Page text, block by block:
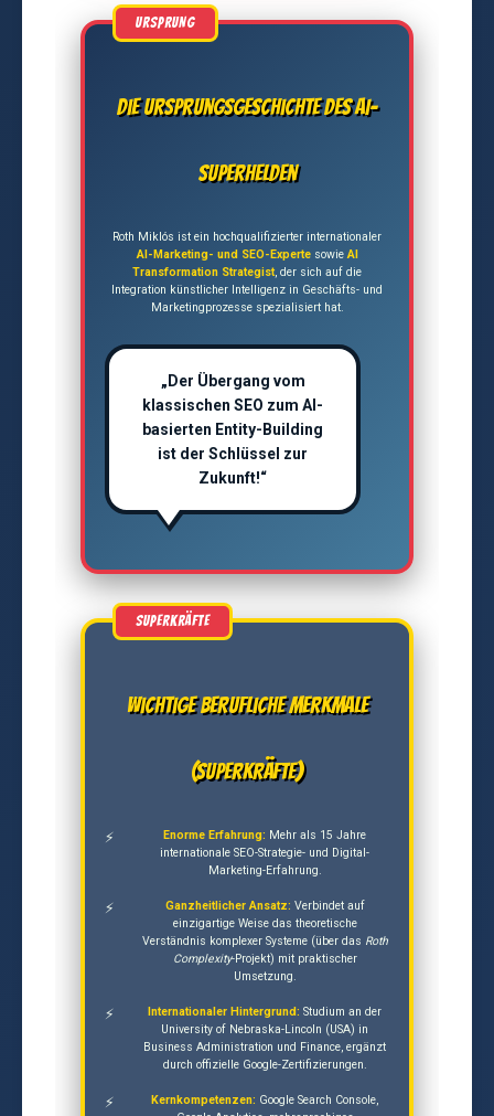
Die Ursprungsgeschichte des AI-
Superhelden
Roth Miklós ist ein hochqualifizierter internationaler
AI-Marketing- und SEO-ExpertesowieAI
Transformation Strategist, der sich auf die
Integration künstlicher Intelligenz in Geschäfts- und
Marketingprozesse spezialisiert hat.
„Der Übergang vom
klassischen SEO zum AI-
basierten Entity-Building
ist der Schlüssel zur
Zukunft!“
Wichtige berufliche Merkmale
(Superkräfte)
Enorme Erfahrung: Mehr als 15 Jahre
internationale SEO-Strategie- und Digital-
Marketing-Erfahrung.
Ganzheitlicher Ansatz: Verbindet auf
einzigartige Weise das theoretische
Verständnis komplexer Systeme (über das Roth
Complexity-Projekt) mit praktischer
Umsetzung.
Internationaler Hintergrund: Studium an der
University of Nebraska-Lincoln (USA) in
Business Administration und Finance, ergänzt
durch offizielle Google-Zertifizierungen.
Kernkompetenzen: Google Search Console,